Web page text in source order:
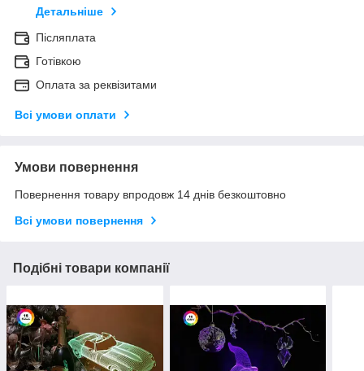
Детальніше
Післяплата
Готівкою
Оплата за реквізитами
Всі умови оплати
Умови повернення
Повернення товару впродовж 14 днів безкоштовно
Всі умови повернення
Подібні товари компанії